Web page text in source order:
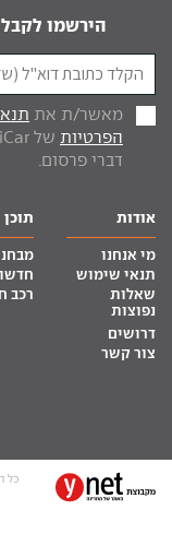
הירשמו
מאשר/ת את
הפרטיות
דברי פרסום.
אודות
מי אנחנו
תנאי שימוש
שאלות
נפוצות
דרושים
צור קשר
תוכן
רכב
כל